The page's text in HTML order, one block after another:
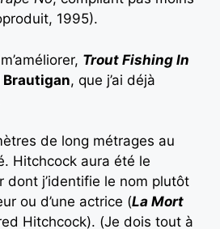
1995).
Trout Fishing In
Brautigan, que j’ai déjà
de long métrages au
Hitchcock aura été le
dont j’identifie le nom plutôt
ou d’une actrice (La Mort
Hitchcock). (Je dois tout à